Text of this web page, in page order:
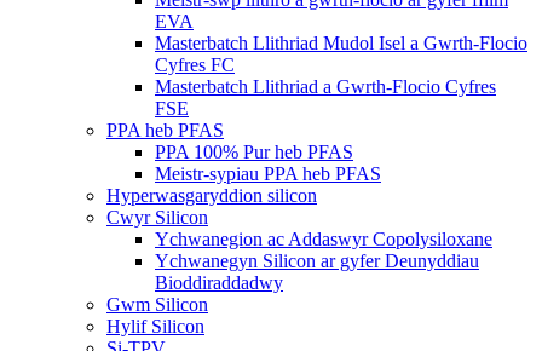
EVA
Masterbatch Llithriad Mudol Isel a Gwrth-Flocio
Cyfres FC
Masterbatch Llithriad a Gwrth-Flocio Cyfres
FSE
PPA heb PFAS
PPA 100% Pur heb PFAS
Meistr-sypiau PPA heb PFAS
Hyperwasgaryddion silicon
Cwyr Silicon
Ychwanegion ac Addaswyr Copolysiloxane
Ychwanegyn Silicon ar gyfer Deunyddiau
Bioddiraddadwy
Gwm Silicon
Hylif Silicon